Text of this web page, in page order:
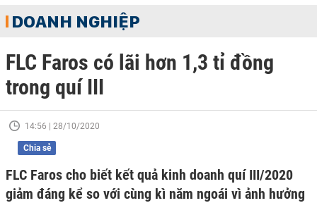
DOANH NGHIỆP
FLC Faros có lãi hơn 1,3 tỉ đồng
trong quí III
14:56 | 28/10/2020
Chia sẻ
FLC Faros cho biết kết quả kinh doanh quí III/2020
giảm đáng kể so với cùng kì năm ngoái vì ảnh hưởng